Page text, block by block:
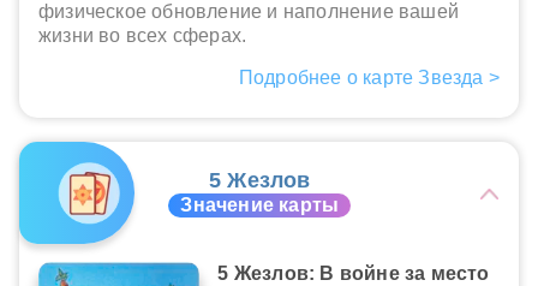
физическое обновление и наполнение вашей
жизни во всех сферах.
Подробнее о карте Звезда >
5 Жезлов
Значение карты
5 Жезлов: В войне за место